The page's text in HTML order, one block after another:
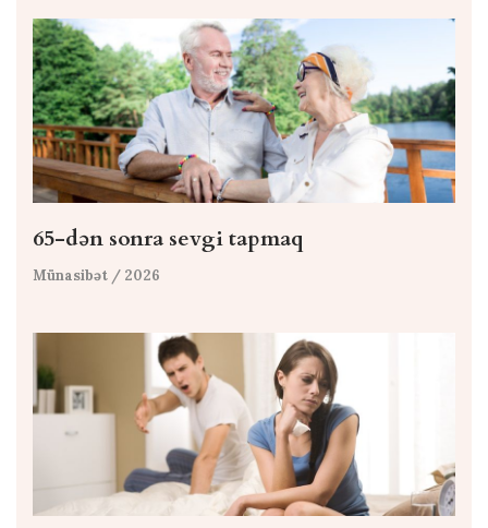
65-dən sonra sevgi tapmaq
Münasibət / 2026